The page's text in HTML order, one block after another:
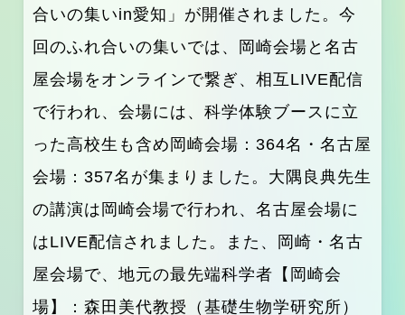
合いの集いin愛知」が開催されました。今
回のふれ合いの集いでは、岡崎会場と名古
屋会場をオンラインで繋ぎ、相互LIVE配信
で行われ、会場には、科学体験ブースに立
った高校生も含め岡崎会場：364名・名古屋
会場：357名が集まりました。大隅良典先生
の講演は岡崎会場で行われ、名古屋会場に
はLIVE配信されました。また、岡崎・名古
屋会場で、地元の最先端科学者【岡崎会
場】：森田美代教授（基礎生物学研究所）